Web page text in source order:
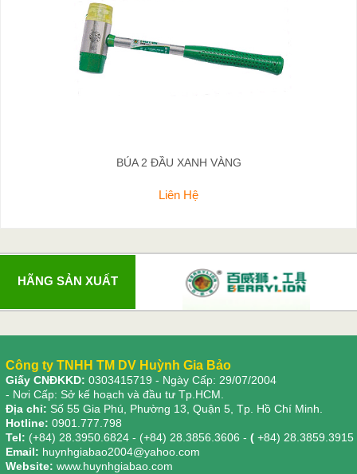
BÚA 2 ĐẦU XANH VÀNG
Liên Hệ
HÃNG SẢN XUẤT
Công ty TNHH TM DV Huỳnh Gia Bảo
Giấy CNĐKKD: 0303415719 - Ngày Cấp: 29/07/2004
- Nơi Cấp: Sở kế hoạch và đầu tư Tp.HCM.
Địa chỉ: Số 55 Gia Phú, Phường 13, Quận 5, Tp. Hồ Chí Minh.
Hotline: 0901.777.798
Tel: (+84) 28.3950.6824 - (+84) 28.3856.3606 - ( +84) 28.3859.3915
Email: huynhgiabao2004@yahoo.com
Website: www.huynhgiabao.com